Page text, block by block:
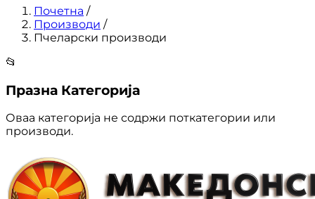
Почетна /
Производи /
Пчеларски производи
📂
Празна Категорија
Оваа категорија не содржи поткатегории или
производи.